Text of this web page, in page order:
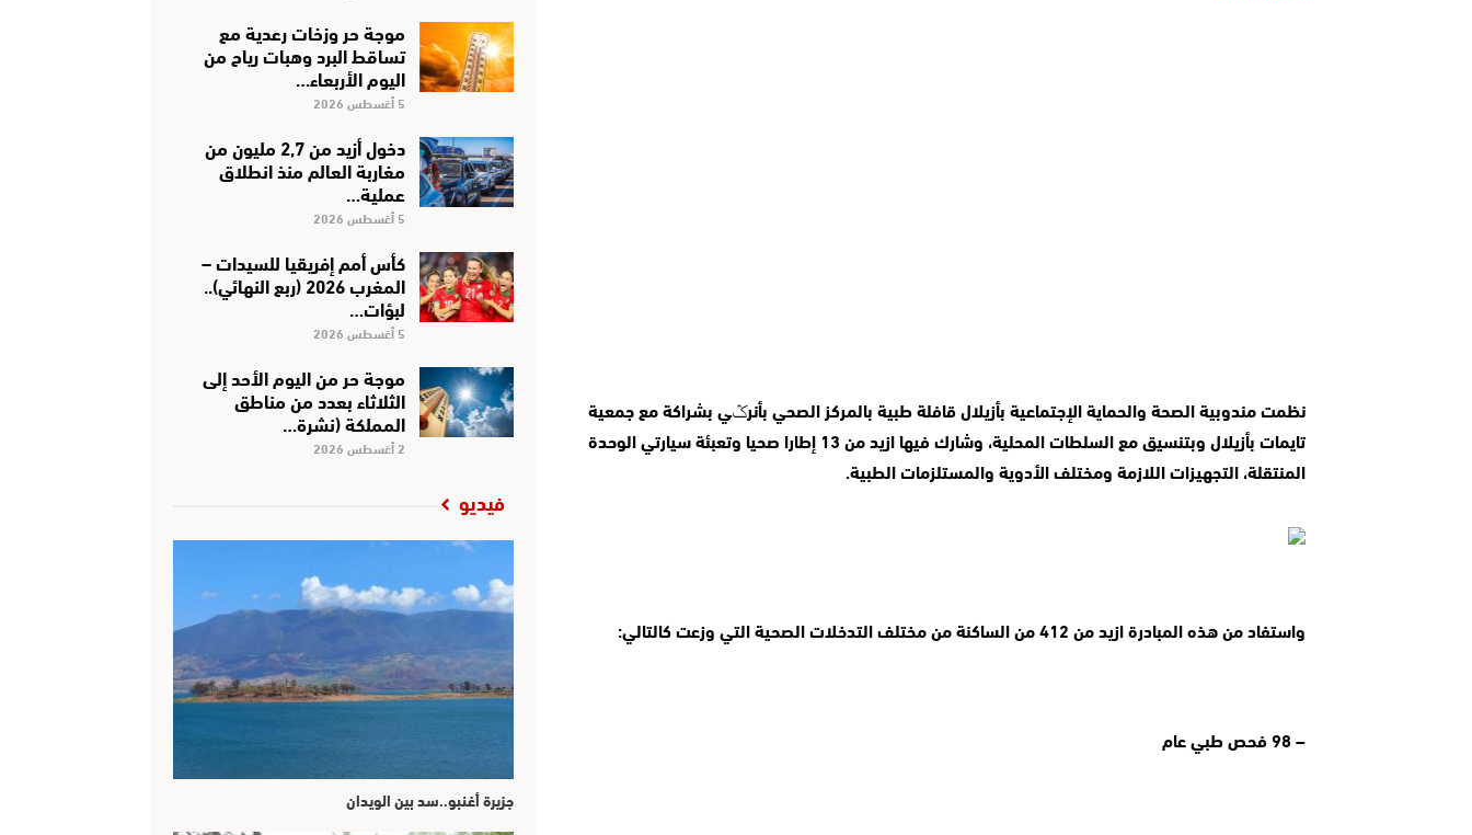
المنتقلة، التجهيزات اللازمة ومختلف الأدوية والمستلزمات الطبية.
واستفاد من هذه المبادرة ازيد من 412 من الساكنة من مختلف التدخلات الصحية التي وزعت كالتالي:
– 98 فحص طبي عام
موجة حر وزخات رعدية مع
تساقط البرد وهبات رياح من
اليوم الأربعاء…
5 أغسطس 2026
دخول أزيد من 2,7 مليون من
مغاربة العالم منذ انطلاق
عملية…
5 أغسطس 2026
كأس أمم إفريقيا للسيدات –
المغرب 2026 (ربع النهائي)..
لبؤات…
5 أغسطس 2026
موجة حر من اليوم الأحد إلى
الثلاثاء بعدد من مناطق
المملكة (نشرة…
2 أغسطس 2026
فيديو
جزيرة أغنبو..سد بين الويدان